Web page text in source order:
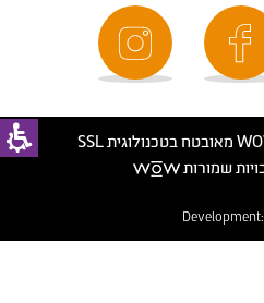
Development: